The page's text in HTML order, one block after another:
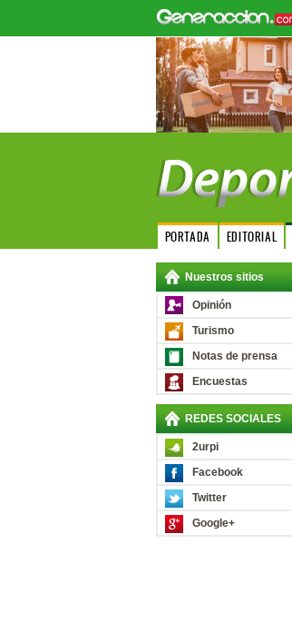
PORTADA EDITORIAL
Nuestros sitios
Opinión
Turismo
Notas de prensa
Encuestas
REDES SOCIALES
2urpi
Facebook
Twitter
Google+